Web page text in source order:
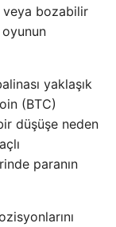
bozabilir
yaklaşık
(BTC)
düşüşe neden
paranın